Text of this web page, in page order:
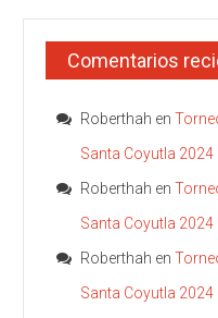
Comentarios
Roberthah en
Santa Coyutla 2024
Roberthah en
Santa Coyutla 2024
Roberthah en
Santa Coyutla 2024